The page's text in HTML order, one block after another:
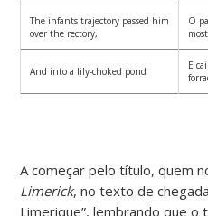
The infants trajectory passed him
over the rectory,
O
And into a lily-choked pond
E
A começar pelo título, quem
Limerick, no texto de
Limerique”, lembrando que o